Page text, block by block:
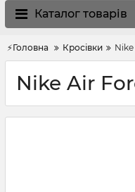
Каталог товарів
⚡Головна Кросівки
Nike Air